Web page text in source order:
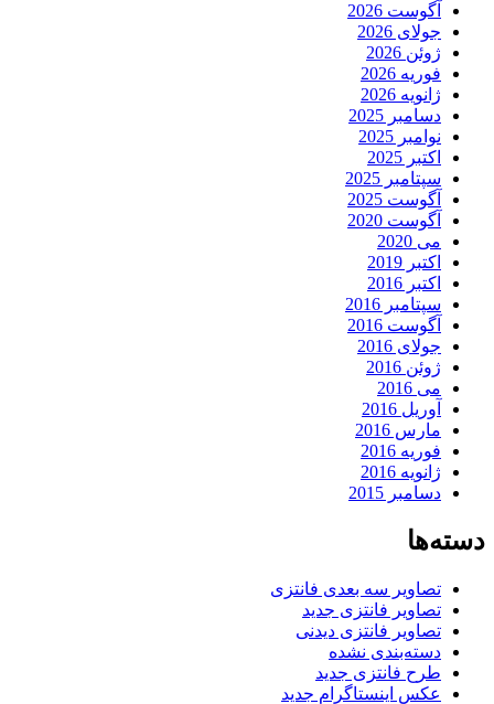
آگوست 2026
جولای 2026
ژوئن 2026
فوریه 2026
ژانویه 2026
دسامبر 2025
نوامبر 2025
اکتبر 2025
سپتامبر 2025
آگوست 2025
آگوست 2020
می 2020
اکتبر 2019
اکتبر 2016
سپتامبر 2016
آگوست 2016
جولای 2016
ژوئن 2016
می 2016
آوریل 2016
مارس 2016
فوریه 2016
ژانویه 2016
دسامبر 2015
دسته‌ها
تصاویر سه بعدی فانتزی
تصاویر فانتزی جدید
تصاویر فانتزی دیدنی
دسته‌بندی نشده
طرح فانتزی جدید
عکس اینستاگرام جدید